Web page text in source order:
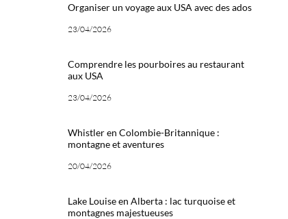
Organiser un voyage aux USA avec des ados
23/04/2026
Comprendre les pourboires au restaurant
aux USA
23/04/2026
Whistler en Colombie-Britannique :
montagne et aventures
20/04/2026
Lake Louise en Alberta : lac turquoise et
montagnes majestueuses